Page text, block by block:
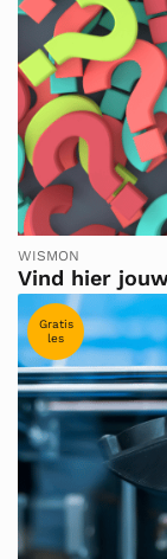
WISMON
Vind hier
Gratis
les